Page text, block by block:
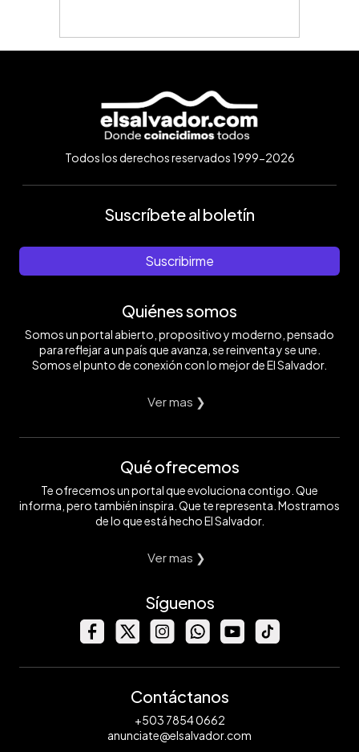
Todos los derechos reservados 1999-2026
Suscríbete al boletín
Suscribirme
Quiénes somos
Somos un portal abierto, propositivo y moderno, pensado
para reflejar a un país que avanza, se reinventa y se une.
Somos el punto de conexión con lo mejor de El Salvador.
Ver mas ❯
Qué ofrecemos
Te ofrecemos un portal que evoluciona contigo. Que
informa, pero también inspira. Que te representa. Mostramos
de lo que está hecho El Salvador.
Ver mas ❯
Síguenos
Contáctanos
+503 7854 0662
anunciate@elsalvador.com